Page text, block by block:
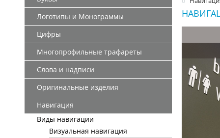
Логотипы и Монограммы
Цифры
Многопрофильные трафареты
Слова и надписи
Оригинальные изделия
Навигация
Виды навигации
Визуальная навигация